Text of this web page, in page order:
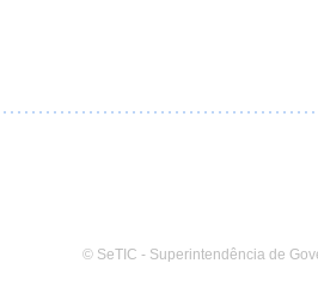
© SeTIC - Superintendência de